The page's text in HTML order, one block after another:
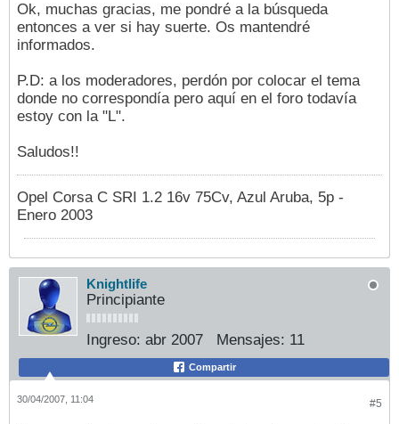
Ok, muchas gracias, me pondré a la búsqueda
entonces a ver si hay suerte. Os mantendré
informados.
P.D: a los moderadores, perdón por colocar el tema
donde no correspondía pero aquí en el foro todavía
estoy con la "L".
Saludos!!
Opel Corsa C SRI 1.2 16v 75Cv, Azul Aruba, 5p -
Enero 2003
Knightlife
Principiante
Ingreso: abr 2007 Mensajes: 11
Compartir
#5
30/04/2007, 11:04